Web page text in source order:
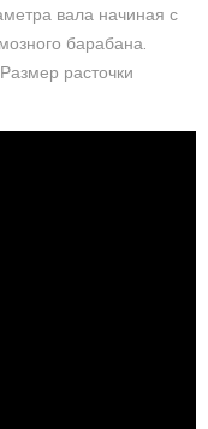
вала начиная с
барабана.
расточки